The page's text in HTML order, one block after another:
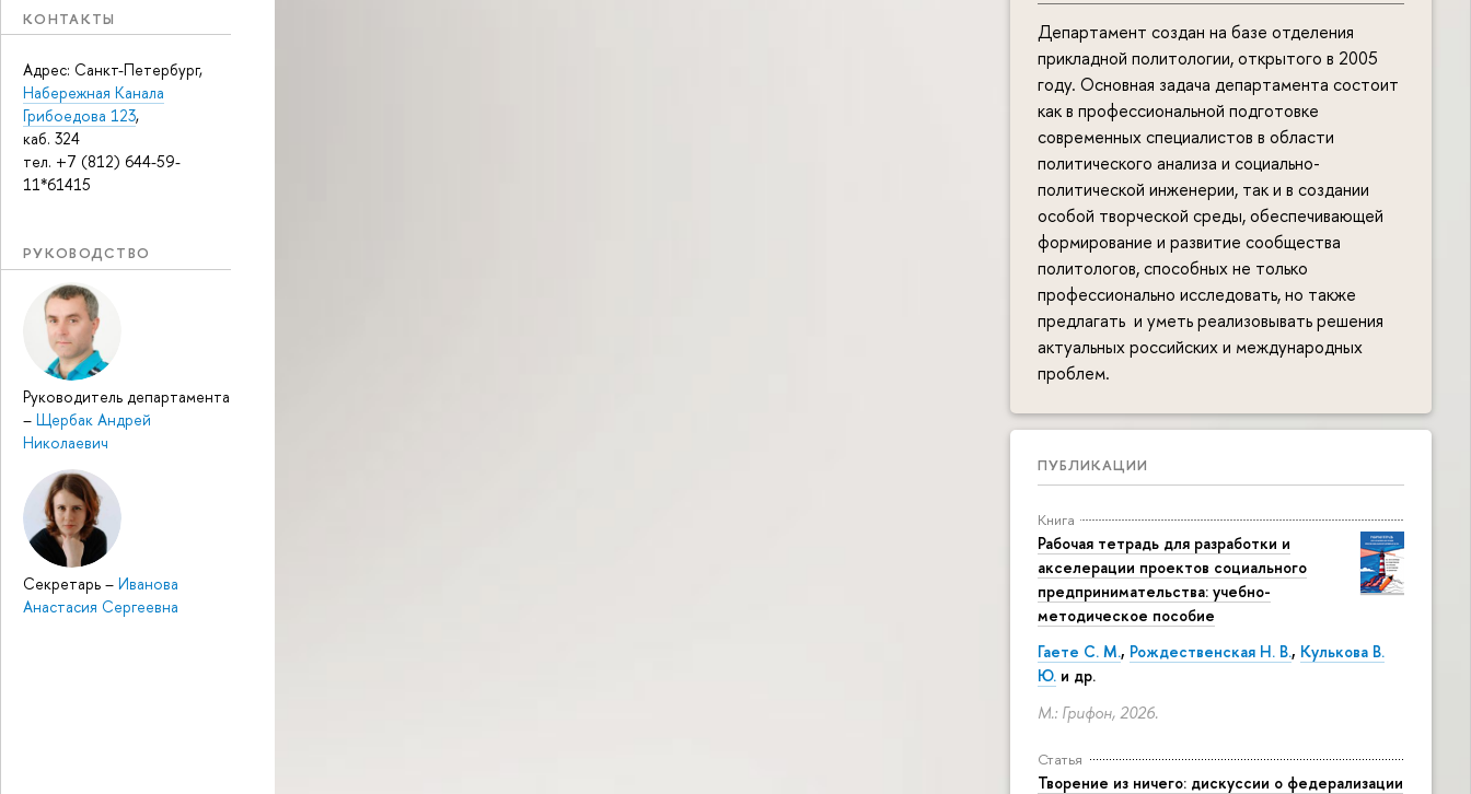
КОНТАКТЫ
Адрес: Санкт-Петербург,
Набережная Канала
Грибоедова 123,
каб. 324
тел. +7 (812) 644-59-
11*61415
РУКОВОДСТВО
Руководитель департамента
– Щербак Андрей
Николаевич
Секретарь – Иванова
Анастасия Сергеевна
Департамент создан на базе отделения
прикладной политологии, открытого в 2005
году. Основная задача департамента состоит
как в профессиональной подготовке
современных специалистов в области
политического анализа и социально-
политической инженерии, так и в создании
особой творческой среды, обеспечивающей
формирование и развитие сообщества
политологов, способных не только
профессионально исследовать, но также
предлагать и уметь реализовывать решения
актуальных российских и международных
проблем.
ПУБЛИКАЦИИ
Книга
Рабочая тетрадь для разработки и
акселерации проектов социального
предпринимательства: учебно-
методическое пособие
Гаете С. М., Рождественская Н. В., Кулькова В.
Ю. и др.
М.: Грифон, 2026.
Статья
Творение из ничего: дискуссии о федерализации